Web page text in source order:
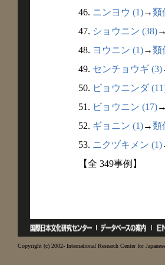
46. ニンヨウ (1)→類
47. ショウニン (38)→
48. ヨウニン (1)→類
49. センチョウギ (3)
50. ビョウニンダ
51. ビョウニン (17)→
52. ギョニン (1)→類
53. ニクヅキメン (1)
【全 349事例】
Copyright (c) 2002- International Research Center for